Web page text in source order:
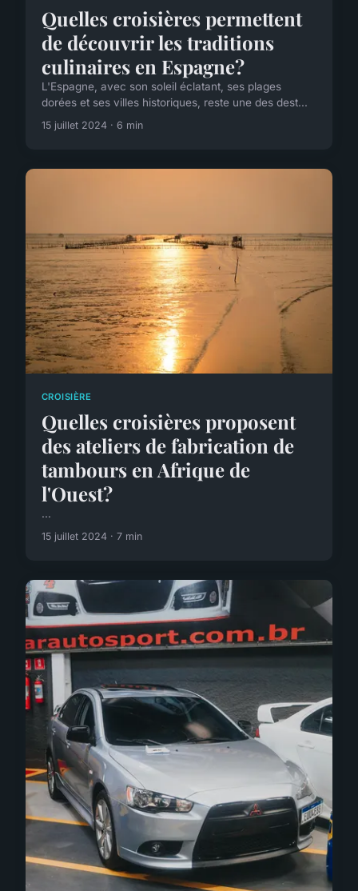
Quelles croisières permettent
de découvrir les traditions
culinaires en Espagne?
L'Espagne, avec son soleil éclatant, ses plages
dorées et ses villes historiques, reste une des dest...
15 juillet 2024 · 6 min
CROISIÈRE
Quelles croisières proposent
des ateliers de fabrication de
tambours en Afrique de
l'Ouest?
...
15 juillet 2024 · 7 min